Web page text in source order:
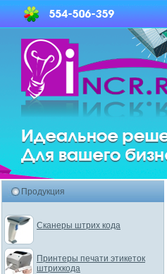
Продукция
Сканеры штрих кода
Принтеры печати этикеток
штрихкода